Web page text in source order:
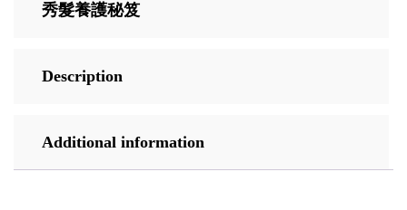
秀髮養護秘笈
Description
Additional information